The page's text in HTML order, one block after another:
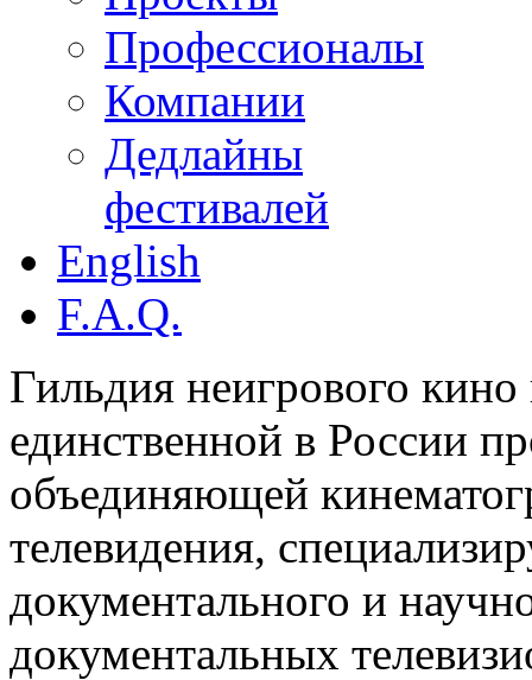
Профессионалы
Компании
Дедлайны
фестивалей
English
F.A.Q.
Гильдия неигрового кино
единственной в России
объединяющей
телевидения,
документального и
документальных